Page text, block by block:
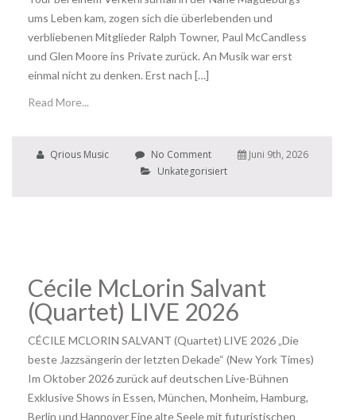
ums Leben kam, zogen sich die überlebenden und
verbliebenen Mitglieder Ralph Towner, Paul McCandless
und Glen Moore ins Private zurück. An Musik war erst
einmal nicht zu denken. Erst nach […]
Read More...
Qrious Music No Comment
Juni 9th, 2026
Unkategorisiert
Cécile McLorin Salvant
(Quartet) LIVE 2026
CÉCILE MCLORIN SALVANT (Quartet) LIVE 2026 „Die
beste Jazzsängerin der letzten Dekade“ (New York Times)
Im Oktober 2026 zurück auf deutschen Live-Bühnen
Exklusive Shows in Essen, München, Monheim, Hamburg,
Berlin und Hannover Eine alte Seele mit futuristischen